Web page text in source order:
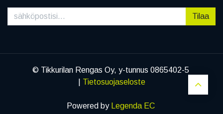
Tilaa
© Tikkurilan Rengas Oy, y-tunnus 0865402-5
Tietosuojaseloste
Powered by Legenda EC